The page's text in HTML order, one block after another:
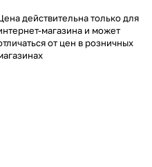
действительна только для
магазина и может
от цен в розничных